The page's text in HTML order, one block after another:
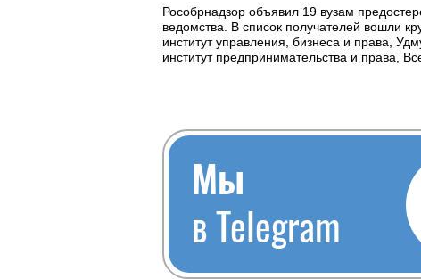
Рособрнадзор объявил 19 вузам
ведомства. В список получателей вошли
институт управления, бизнеса и права,
институт предпринимательства и права,
Мы
в Telegram